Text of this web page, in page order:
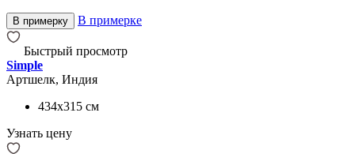
В примерку В примерке
Быстрый просмотр
Simple
Артшелк, Индия
434x315 см
Узнать цену